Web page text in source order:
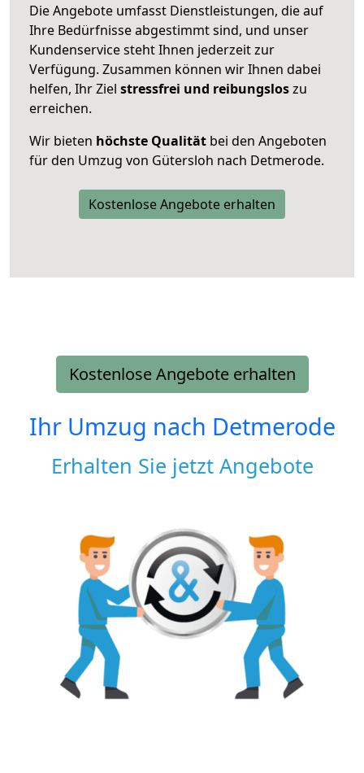
Die Angebote umfasst Dienstleistungen, die auf
Ihre Bedürfnisse abgestimmt sind, und unser
Kundenservice steht Ihnen jederzeit zur
Verfügung. Zusammen können wir Ihnen dabei
helfen, Ihr Ziel stressfrei und reibungsloszu
erreichen.
Wir bieten höchste Qualität bei den Angeboten
für den Umzug von Gütersloh nach Detmerode.
Kostenlose Angebote erhalten
Kostenlose Angebote erhalten
Ihr Umzug nach Detmerode
Erhalten Sie jetzt Angebote